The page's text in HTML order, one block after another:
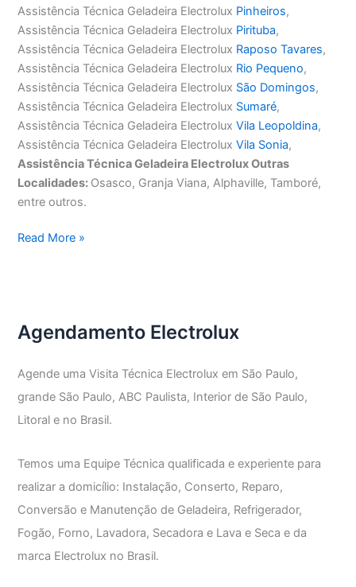
Assistência Técnica Geladeira Electrolux Pinheiros,
Assistência Técnica Geladeira Electrolux Pirituba,
Assistência Técnica Geladeira Electrolux Raposo Tavares,
Assistência Técnica Geladeira Electrolux Rio Pequeno,
Assistência Técnica Geladeira Electrolux São Domingos,
Assistência Técnica Geladeira Electrolux Sumaré,
Assistência Técnica Geladeira ElectroluxVila Leopoldina,
Assistência Técnica Geladeira ElectroluxVila Sonia,
Assistência Técnica Geladeira Electrolux Outras
Localidades: Osasco, Granja Viana, Alphaville, Tamboré,
entre outros.
Assistência
Read More »
Agendamento Electrolux
Agende uma Visita Técnica Electrolux em São Paulo,
grande São Paulo, ABC Paulista, Interior de São Paulo,
Litoral e no Brasil.
Temos uma Equipe Técnica qualificada e experiente para
realizar a domicílio: Instalação, Conserto, Reparo,
Conversão e Manutenção de Geladeira, Refrigerador,
Fogão, Forno, Lavadora, Secadora e Lava e Seca e da
marca Electrolux no Brasil.